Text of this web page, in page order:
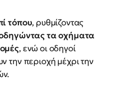
τόπου, ρυθμίζοντας
τα οχήματα
, ενώ οι οδηγοί
την περιοχή μέχρι την